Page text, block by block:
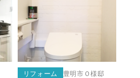
リフォーム 豊明市 Ｏ様邸